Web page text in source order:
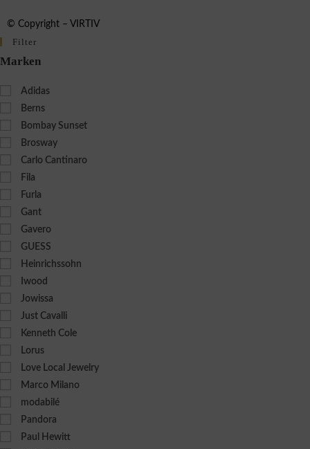
© Copyright – VIRTIV
Filter
Marken
Adidas
Berns
Bombay Sunset
Brosway
Carlo Cantinaro
Fila
Furla
Gant
Gavero
GUESS
Heinrichssohn
Iwood
Jowissa
Just Cavalli
Kenneth Cole
Lorus
Love Local Jewelry
Marco Milano
modabilé
Pandora
Paul Hewitt